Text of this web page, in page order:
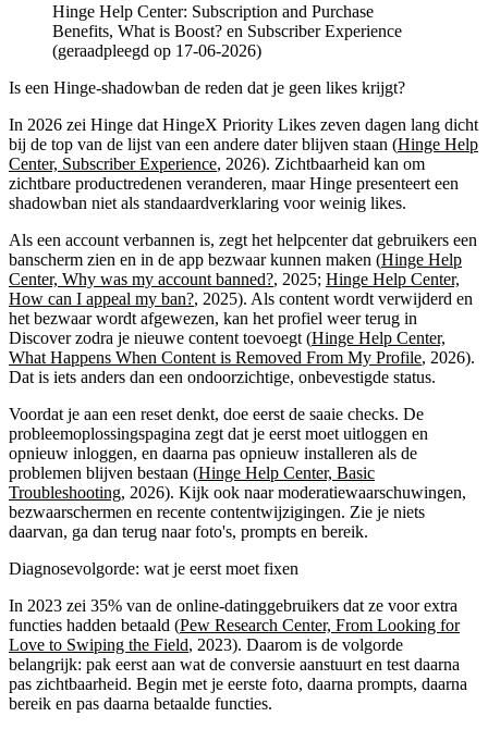
Hinge Help Center: Subscription and Purchase
Benefits, What is Boost? en Subscriber Experience
(geraadpleegd op 17-06-2026)
Is een Hinge-shadowban de reden dat je geen likes krijgt?
In 2026 zei Hinge dat HingeX Priority Likes zeven dagen lang dicht
bij de top van de lijst van een andere dater blijven staan (Hinge Help
Center, Subscriber Experience, 2026). Zichtbaarheid kan om
zichtbare productredenen veranderen, maar Hinge presenteert een
shadowban niet als standaardverklaring voor weinig likes.
Als een account verbannen is, zegt het helpcenter dat gebruikers een
banscherm zien en in de app bezwaar kunnen maken (Hinge Help
Center, Why was my account banned?, 2025; Hinge Help Center,
How can I appeal my ban?, 2025). Als content wordt verwijderd en
het bezwaar wordt afgewezen, kan het profiel weer terug in
Discover zodra je nieuwe content toevoegt (Hinge Help Center,
What Happens When Content is Removed From My Profile, 2026).
Dat is iets anders dan een ondoorzichtige, onbevestigde status.
Voordat je aan een reset denkt, doe eerst de saaie checks. De
probleemoplossingspagina zegt dat je eerst moet uitloggen en
opnieuw inloggen, en daarna pas opnieuw installeren als de
problemen blijven bestaan (Hinge Help Center, Basic
Troubleshooting, 2026). Kijk ook naar moderatiewaarschuwingen,
bezwaarschermen en recente contentwijzigingen. Zie je niets
daarvan, ga dan terug naar foto's, prompts en bereik.
Diagnosevolgorde: wat je eerst moet fixen
In 2023 zei 35% van de online-datinggebruikers dat ze voor extra
functies hadden betaald (Pew Research Center, From Looking for
Love to Swiping the Field, 2023). Daarom is de volgorde
belangrijk: pak eerst aan wat de conversie aanstuurt en test daarna
pas zichtbaarheid. Begin met je eerste foto, daarna prompts, daarna
bereik en pas daarna betaalde functies.